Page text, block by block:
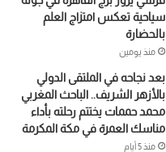
سياحية تعكس امتزاج العلم
بالحضارة
منذ يومين
بعد نجاحه في الملتقى الدولي
بالأزهر الشريف.. الباحث المغربي
محمد حممات يختتم رحلته بأداء
مناسك العمرة في مكة المكرمة
منذ 5 أيام